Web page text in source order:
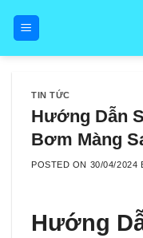
TIN TỨC
Hướng Dẫn
Bơm Màng
POSTED ON 30/04/2024
Hướng